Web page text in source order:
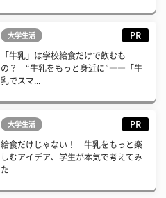
大学生活 PR
「牛乳」は学校給食だけで飲むも
の？ “牛乳をもっと身近に”――「牛
乳でスマ...
大学生活 PR
給食だけじゃない！ 牛乳をもっと楽
しむアイデア、学生が本気で考えてみ
た